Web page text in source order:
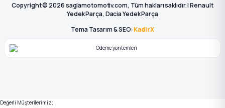
Copyright © 2026 saglamotomotiv.com, Tüm hakları saklıdır. | Renault
Yedek Parça, Dacia Yedek Parça
Tema Tasarım & SEO: KadirX
Değerli Müşterilerimiz;